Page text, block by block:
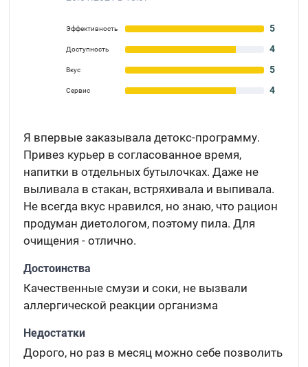
Эффективность 5
Доступность 4
Вкус 5
Сервис 4
Я впервые заказывала детокс-программу.
Привез курьер в согласованное время,
напитки в отдельных бутылочках. Даже не
выливала в стакан, встряхивала и выпивала.
Не всегда вкус нравился, но знаю, что рацион
продуман диетологом, поэтому пила. Для
очищения - отлично.
Достоинства
Качественные смузи и соки, не вызвали
аллергической реакции организма
Недостатки
Дорого, но раз в месяц можно себе позволить